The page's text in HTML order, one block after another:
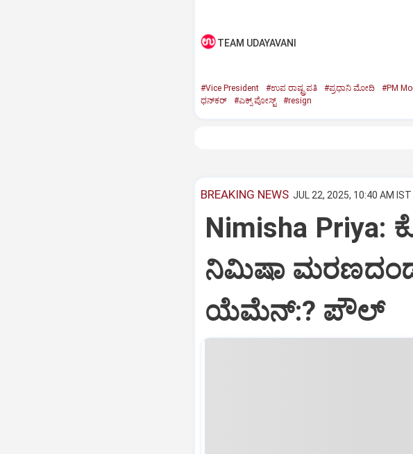
TEAM UDAYAVANI
#Vice President #ಉಪ ರಾಷ್ಟ್ರಪತಿ #ಪ್ರಧಾನಿ ಮೋದಿ #PM
ಧನ್‌ಕರ್‌
#ಎಕ್ಸ್‌ ಪೋಸ್ಟ್ #resign
BREAKING NEWS JUL 22, 2025, 10:40 AM IST
Nimisha Priya:
ನಿಮಿಷಾ
ಯೆಮೆನ್:? ಪೌಲ್